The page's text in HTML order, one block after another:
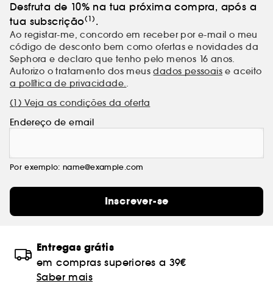
Desfruta de 10% na tua próxima compra, após a
tua subscrição(1) .
Ao registar-me, concordo em receber por e-mail o meu
código de desconto bem como ofertas e novidades da
Sephora e declaro que tenho pelo menos 16 anos.
Autorizo o tratamento dos meusdados pessoais e aceito
a política de privacidade..
(1) Veja as condições da oferta
Endereço de email
Por exemplo: name@example.com
Inscrever-se
Entregas grátis
em compras superiores a 39€
Saber mais